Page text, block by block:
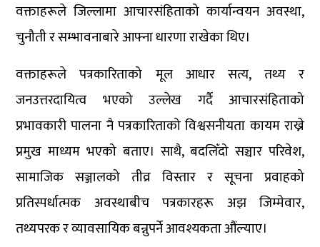
वक्ताहरूले जिल्लामा आचारसंहिताको कार्यान्वयन अवस्था,
चुनौती र सम्भावनाबारे आफ्ना धारणा राखेका थिए।
वक्ताहरूले पत्रकारिताको मूल आधार सत्य, तथ्य र
जनउत्तरदायित्व भएको उल्लेख गर्दै आचारसंहिताको
प्रभावकारी पालना नै पत्रकारिताको विश्वसनीयता कायम राख्ने
प्रमुख माध्यम भएको बताए। साथै, बदलिँदो सञ्चार परिवेश,
सामाजिक सञ्जालको तीव्र विस्तार र सूचना प्रवाहको
प्रतिस्पर्धात्मक अवस्थाबीच पत्रकारहरू अझ जिम्मेवार,
तथ्यपरक र व्यावसायिक बन्नुपर्ने आवश्यकता औंल्याए।